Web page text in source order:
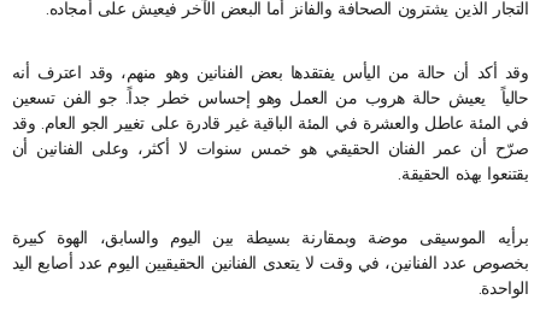
التجار الذين يشترون الصحافة والفانز أما البعض الآخر فيعيش على أمجاده.
وقد أكد أن حالة من اليأس يفتقدها بعض الفنانين وهو منهم، وقد اعترف أنه
حالياً يعيش حالة هروب من العمل وهو إحساس خطر جداً. جو الفن تسعين
في المئة عاطل والعشرة في المئة الباقية غير قادرة على تغيير الجو العام. وقد
صرّح أن عمر الفنان الحقيقي هو خمس سنوات لا أكثر، وعلى الفنانين أن
يقتنعوا بهذه الحقيقة.
برأيه الموسيقى موضة وبمقارنة بسيطة بين اليوم والسابق، الهوة كبيرة
بخصوص عدد الفنانين، في وقت لا يتعدى الفنانين الحقيقيين اليوم عدد أصابع اليد
الواحدة.